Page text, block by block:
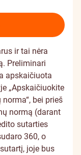
ir tai nėra
Preliminari
apskaičiuota
„Apskaičiuokite
bei prieš
normą (darant
sutarties
360, o
joje bus